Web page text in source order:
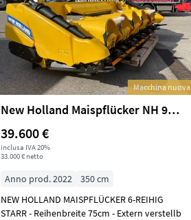
Macchina nuova
New Holland Maispflücker NH 980CR 6R 70
39.600 €
inclusa IVA 20%
33.000 € netto
Anno prod. 2022
350 cm
NEW HOLLAND MAISPFLÜCKER 6-REIHIG
STARR - Reihenbreite 75cm - Extern verstellb